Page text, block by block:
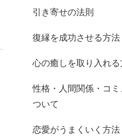
引き寄せの法則
復縁を成功させる方法
心の癒しを取り入れる
性格・人間関係・コ
ついて
恋愛がうまくいく方法